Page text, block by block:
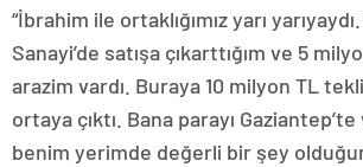
“İbrahim ile ortaklığımız yarı
Sanayi’de satışa çıkarttığım ve 5
arazim vardı. Buraya 10 milyon TL
ortaya çıktı. Bana parayı
benim yerimde değerli bir şey